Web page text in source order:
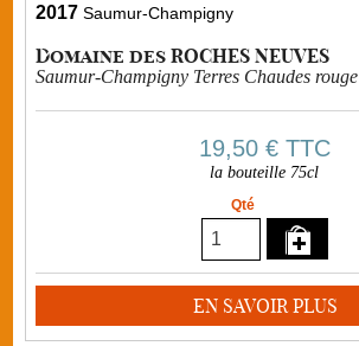
2017 Saumur-Champigny
Domaine des ROCHES NEUVES
Saumur-Champigny Terres Chaudes rouge
19,50 €TTC
la bouteille 75cl
Qté
EN SAVOIR PLUS